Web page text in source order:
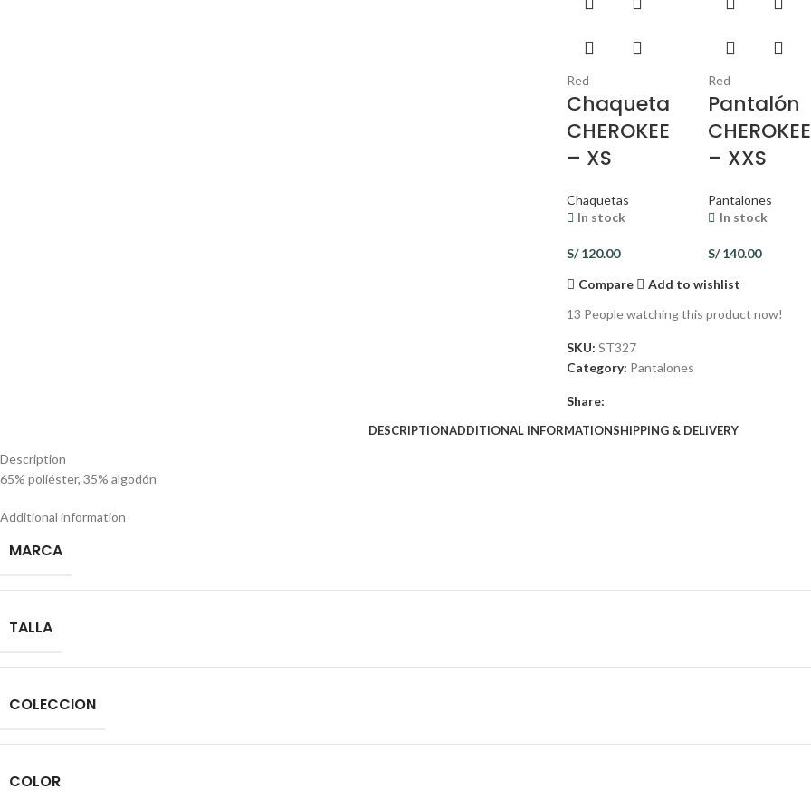
Red
Chaqueta
CHEROKEE
– XS
Chaquetas
In stock
S/120.00
Red
Pantalón
CHEROKEE
– XXS
Pantalones
In stock
S/140.00
Compare
Add to wishlist
13 People watching this product now!
SKU: ST327
Category: Pantalones
Share:
DESCRIPTIONADDITIONAL INFORMATIONSHIPPING & DELIVERY
Description
65% poliéster, 35% algodón
Additional information
MARCA
TALLA
COLECCION
COLOR